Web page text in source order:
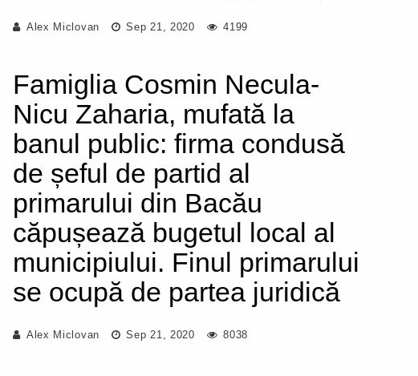
Alex Miclovan Sep 21, 2020 4199
Famiglia Cosmin Necula-
Nicu Zaharia, mufată la
banul public: firma condusă
de șeful de partid al
primarului din Bacău
căpușează bugetul local al
municipiului. Finul primarului
se ocupă de partea juridică
Alex Miclovan Sep 21, 2020 8038